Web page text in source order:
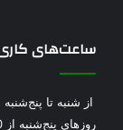
ساعت‌های
روز‌های پنج‌شنبه از 08:30 صبح الی 02:00 بعد از ظهر.